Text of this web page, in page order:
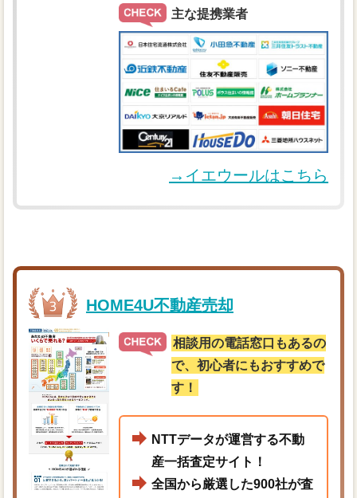
主な提携業者
→イエウールはこちら
HOME4U不動産売却
相談用の電話窓口もあるの
で、初心者にもおすすめで
す！
NTTデータが運営する不動
産一括査定サイト！
全国から厳選した900社が査